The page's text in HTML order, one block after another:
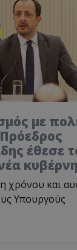
με
έθεσε
χρόνου και
Υπουργούς